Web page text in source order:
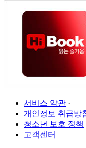
서비스 약관 ·
개인정보 취급방
청소년 보호 정책
고객센터